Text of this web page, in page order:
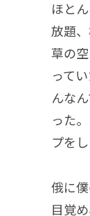
ほと
放題
草の
って
んな
った
プを
俄に
目覚